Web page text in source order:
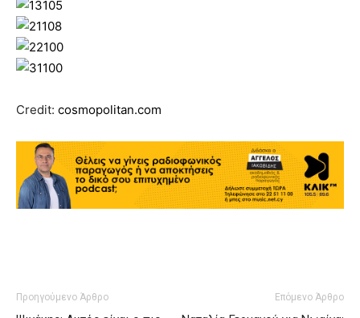
Credit: cosmopolitan.com
Προηγούμενο Άρθρο Επόμενο Άρθρο